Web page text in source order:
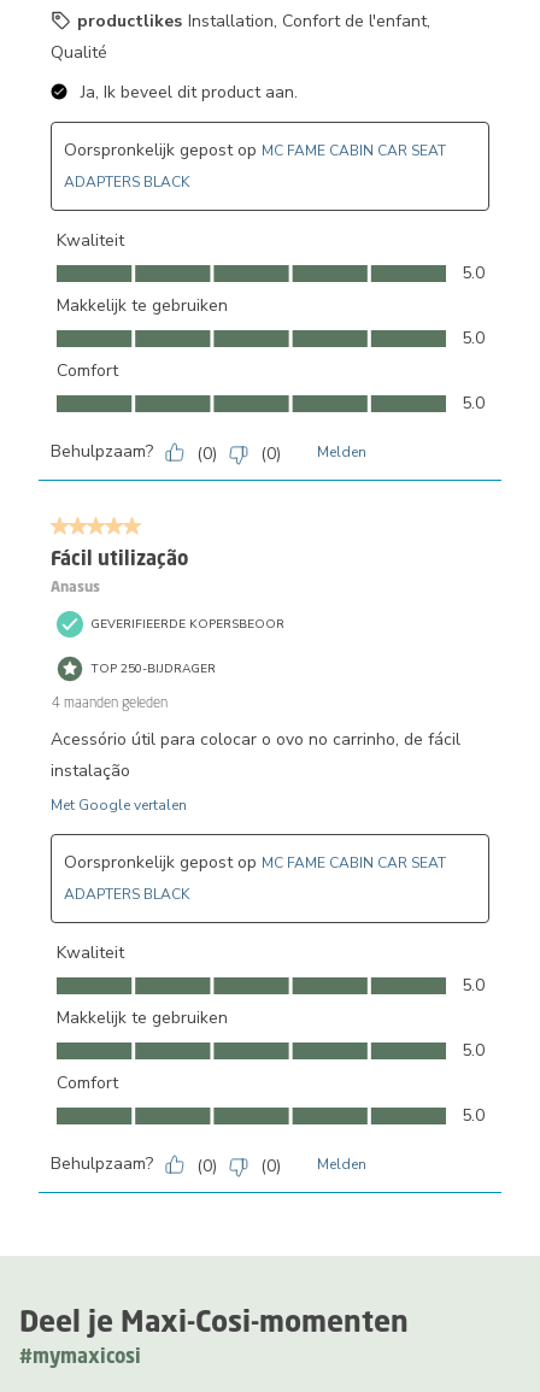
Deel je Maxi-Cosi-momenten
#mymaxicosi
productlikes Installation, Confort de l'enfant,
Qualité
Ja, Ik beveel dit product aan.
Oorspronkelijk gepost op MC FAME CABIN CAR SEAT
ADAPTERS BLACK
Kwaliteit
Kwaliteit, 5.0 van 5
5.0
Makkelijk te gebruiken
Makkelijk te gebruiken, 5.0 van 5
5.0
Comfort
Comfort, 5.0 van 5
5.0
Behulpzaam? (0) (0) Melden
5 van 5 sterren.
Fácil utilização
Anasus
GEVERIFIEERDE KOPERSBEOOR
TOP 250-BIJDRAGER
4 maanden geleden
Acessório útil para colocar o ovo no carrinho, de fácil
instalação
Met Google vertalen
Oorspronkelijk gepost op MC FAME CABIN CAR SEAT
ADAPTERS BLACK
Kwaliteit
Kwaliteit, 5.0 van 5
5.0
Makkelijk te gebruiken
Makkelijk te gebruiken, 5.0 van 5
5.0
Comfort
Comfort, 5.0 van 5
5.0
Behulpzaam? (0) (0) Melden